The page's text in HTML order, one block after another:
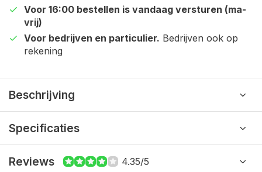
Voor 16:00 bestellen is vandaag versturen (ma-
vrij)
Voor bedrijven en particulier. Bedrijven ook op
rekening
Beschrijving
Specificaties
Reviews 4.35/5